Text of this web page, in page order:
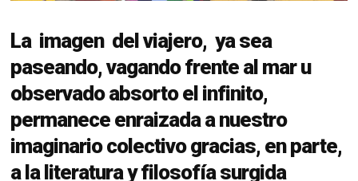
La imagen del viajero, ya sea
paseando, vagando frente al mar u
observado absorto el infinito,
permanece enraizada a nuestro
imaginario colectivo gracias, en parte,
a la literatura y filosofía surgida